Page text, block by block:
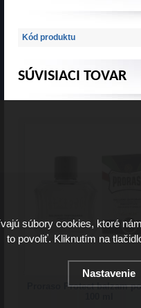
Kód produktu
SÚVISIACI TOVAR
Proraso Protect balzam
súbory cookies, ktoré
to povoliť. Kliknutím na
Nastavenie